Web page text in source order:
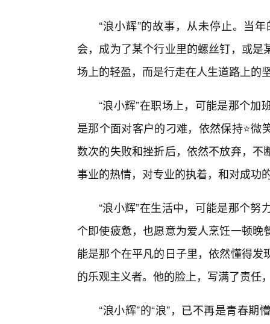
“浪小辉”的故事，从未停止。当
会，成为了某个行业里的螺丝钉，或
场上的轻盈，而是行走在人生道路上的
“浪小辉”在职场上，可能是那个
是那个面对客户的刁难，依然保持⭐
数次的失败和挫折后，依然不放弃，
事业的热情，对专业的执着，和对成功
“浪小辉”在生活中，可能是那个
个即使疲惫，也愿意为爱人烹饪一顿
能是那个在平凡的日子里，依然懂得
的乐观主义者。他的脸上，写满了责任
“浪小辉”的“浪”，已不再是青春